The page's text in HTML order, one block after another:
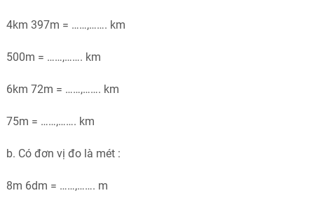
4km 397m = ……,……. km
500m = ……,……. km
6km 72m = ……,……. km
75m = ……,……. km
b. Có đơn vị đo là mét :
8m 6dm = ……,……. m